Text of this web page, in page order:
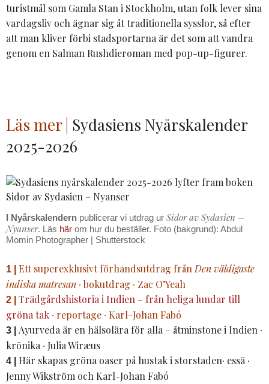
turistmål som Gamla Stan i Stockholm, utan folk lever sina
vardagsliv och ägnar sig åt traditionella sysslor, så efter
att man kliver förbi stadsportarna är det som att vandra
genom en Salman Rushdieroman med pop-up-figurer.
Läs mer | Sydasiens Nyårskalender
2025-2026
I Nyårskalendern publicerar vi utdrag ur Sidor av Sydasien –
Nyanser. Läs här om hur du beställer. Foto (bakgrund): Abdul
Momin Photographer | Shutterstock
1 | Ett superexklusivt förhandsutdrag från Den väldigaste
indiska matresan ∙ bokutdrag ∙ Zac O’Yeah
2 | Trädgårdshistoria i Indien – från heliga lundar till
gröna tak ∙ reportage ∙ Karl-Johan Fabó
3 | Ayurveda är en hälsolära för alla – åtminstone i Indien ∙
krönika ∙ Julia Wiræus
4 |
Här skapas gröna oaser på hustak i storstaden∙ essä ∙
Jenny Wikström och Karl-Johan Fabó